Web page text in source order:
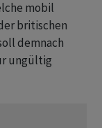
mobil
britischen
demnach
ungültig